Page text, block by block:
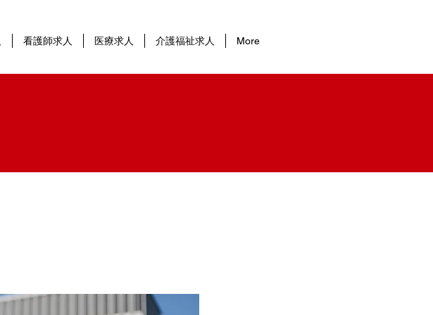
看護師求人 医療求人 介護福祉求人 More